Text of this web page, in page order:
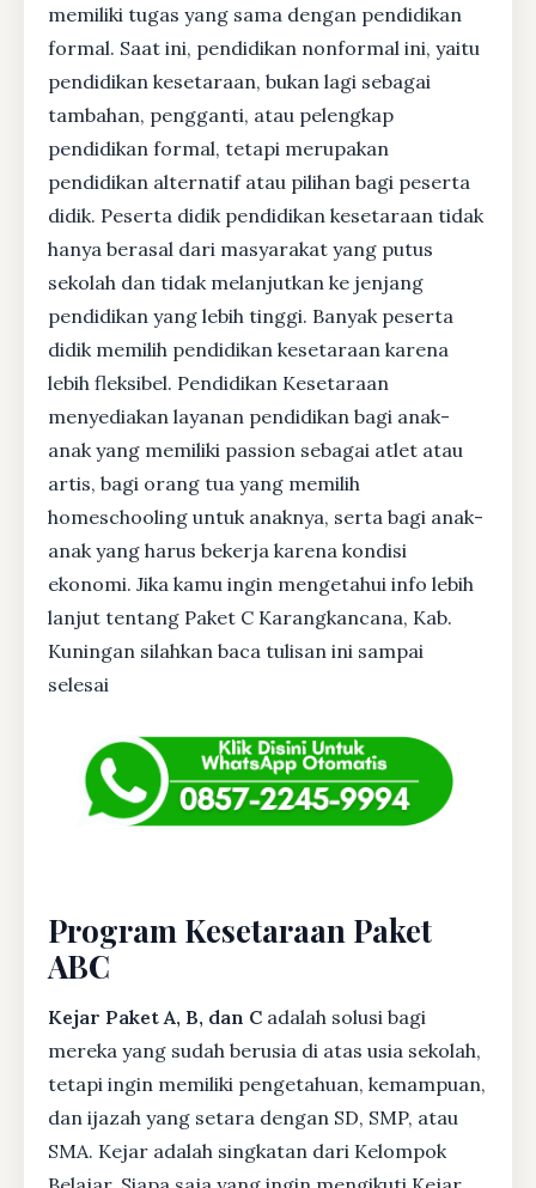
memiliki tugas yang sama dengan pendidikan
formal. Saat ini, pendidikan nonformal ini, yaitu
pendidikan kesetaraan, bukan lagi sebagai
tambahan, pengganti, atau pelengkap
pendidikan formal, tetapi merupakan
pendidikan alternatif atau pilihan bagi peserta
didik. Peserta didik pendidikan kesetaraan tidak
hanya berasal dari masyarakat yang putus
sekolah dan tidak melanjutkan ke jenjang
pendidikan yang lebih tinggi. Banyak peserta
didik memilih pendidikan kesetaraan karena
lebih fleksibel. Pendidikan Kesetaraan
menyediakan layanan pendidikan bagi anak-
anak yang memiliki passion sebagai atlet atau
artis, bagi orang tua yang memilih
homeschooling untuk anaknya, serta bagi anak-
anak yang harus bekerja karena kondisi
ekonomi. Jika kamu ingin mengetahui info lebih
lanjut tentang Paket C Karangkancana, Kab.
Kuningan silahkan baca tulisan ini sampai
selesai
Program Kesetaraan Paket
ABC
Kejar Paket A, B, dan C adalah solusi bagi
mereka yang sudah berusia di atas usia sekolah,
tetapi ingin memiliki pengetahuan, kemampuan,
dan ijazah yang setara dengan SD, SMP, atau
SMA. Kejar adalah singkatan dari Kelompok